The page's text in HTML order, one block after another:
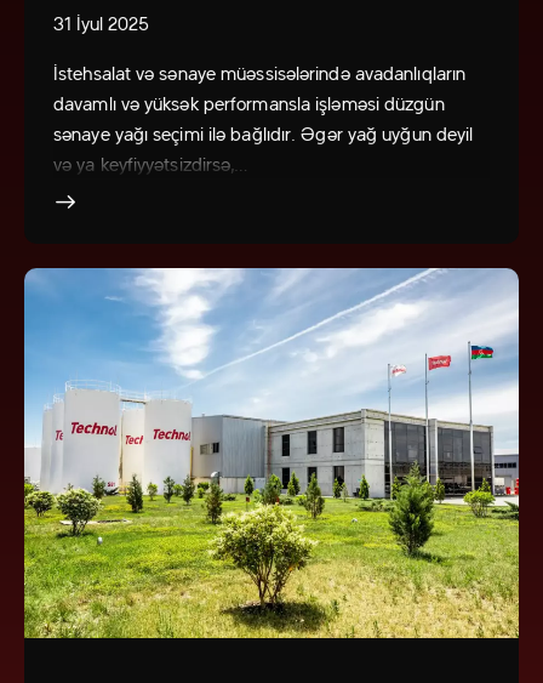
31 İyul 2025
İstehsalat və sənaye müəssisələrində avadanlıqların
davamlı və yüksək performansla işləməsi düzgün
sənaye yağı seçimi ilə bağlıdır. Əgər yağ uyğun deyil
və ya keyfiyyətsizdirsə,…